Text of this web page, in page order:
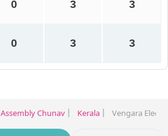
Assembly Chunav Kerala Vengara